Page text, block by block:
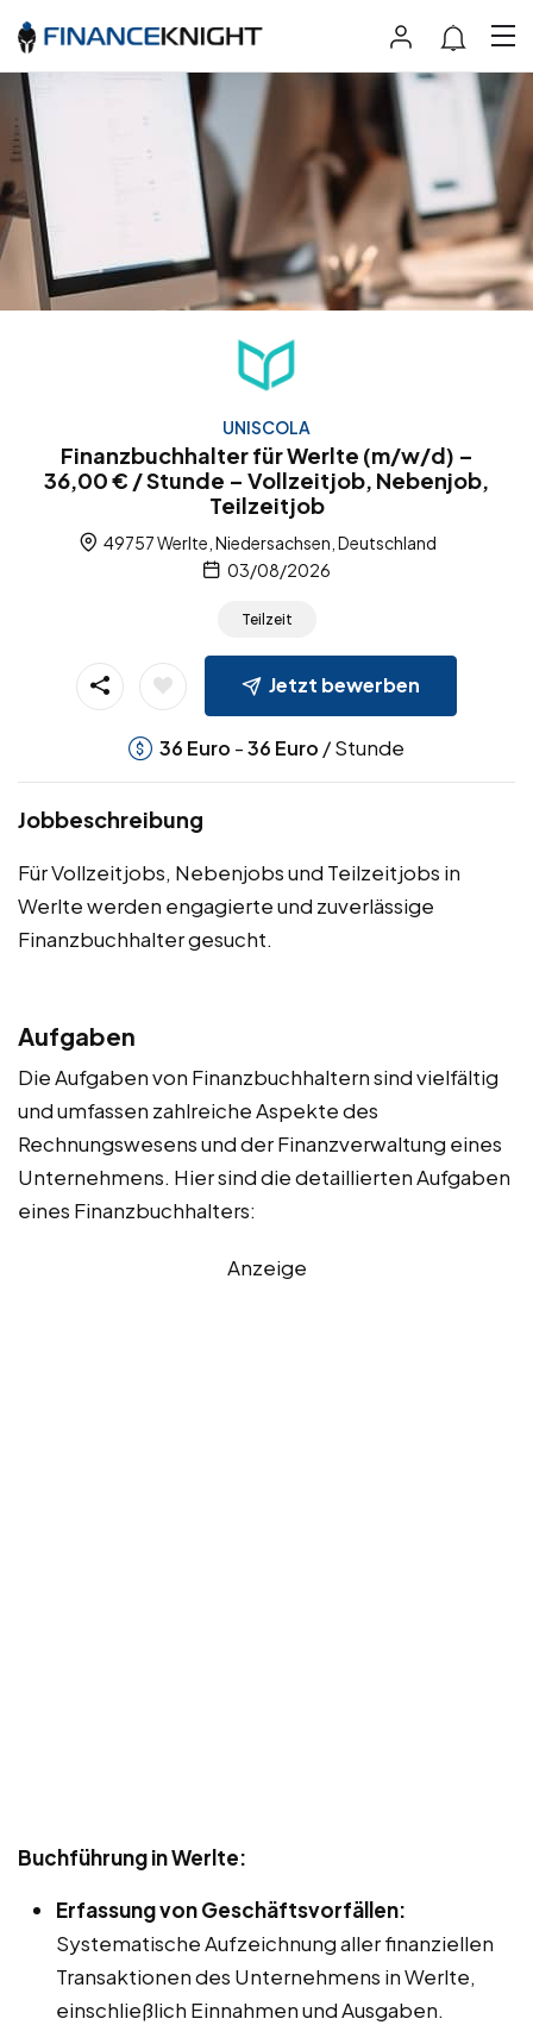
UNISCOLA
Finanzbuchhalter für Werlte (m/w/d) –
36,00 € / Stunde – Vollzeitjob, Nebenjob,
Teilzeitjob
49757 Werlte, Niedersachsen, Deutschland
03/08/2026
Teilzeit
Jetzt bewerben
36 Euro -36 Euro / Stunde
Jobbeschreibung
Für Vollzeitjobs, Nebenjobs und Teilzeitjobs in
Werlte werden engagierte und zuverlässige
Finanzbuchhalter gesucht.
Aufgaben
Die Aufgaben von Finanzbuchhaltern sind vielfältig
und umfassen zahlreiche Aspekte des
Rechnungswesens und der Finanzverwaltung eines
Unternehmens. Hier sind die detaillierten Aufgaben
eines Finanzbuchhalters:
Anzeige
Buchführung in Werlte:
Erfassung von Geschäftsvorfällen:
Systematische Aufzeichnung aller finanziellen
Transaktionen des Unternehmens in Werlte,
einschließlich Einnahmen und Ausgaben.